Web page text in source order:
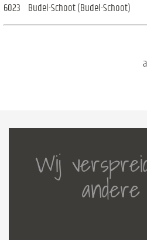
6023
Budel-Schoot (Budel-Schoot)
Wij